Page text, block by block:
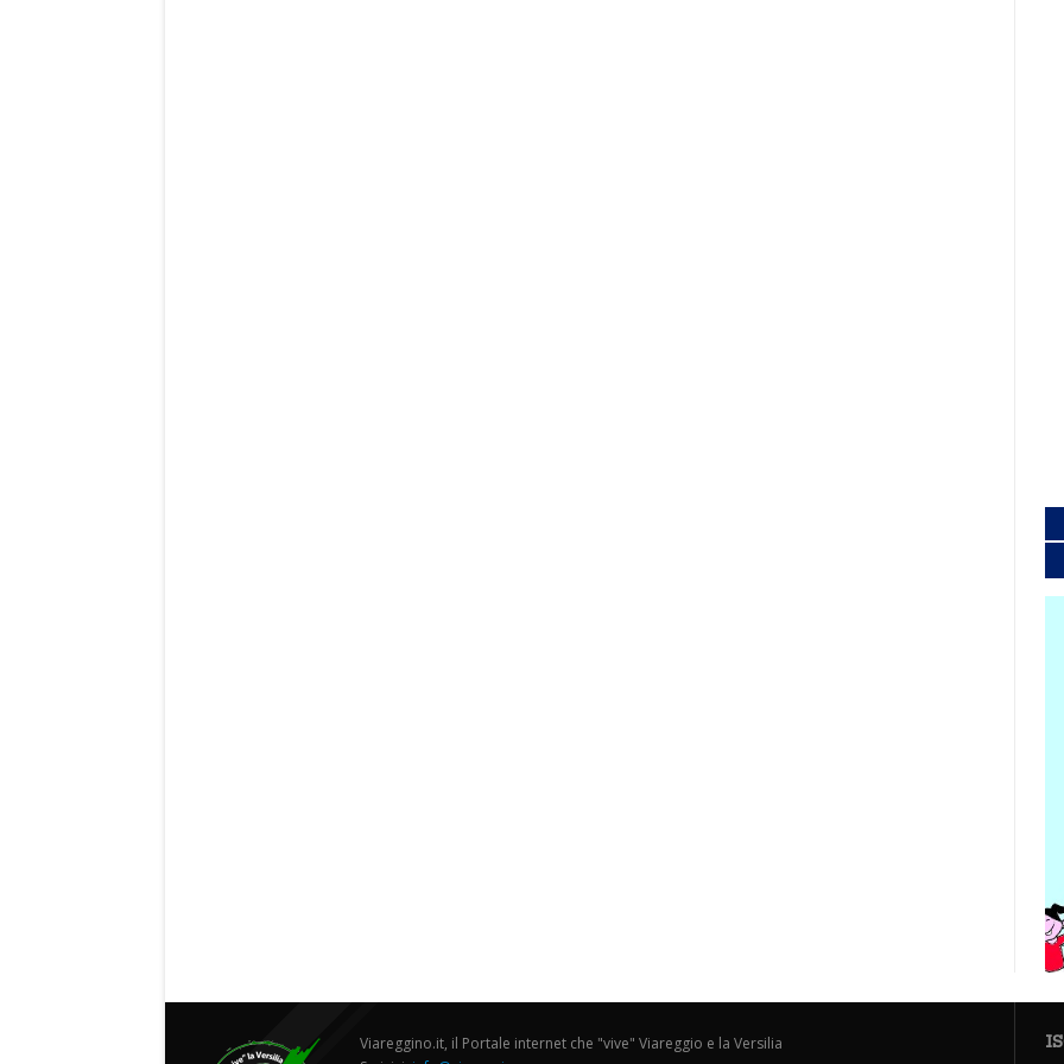
Viareggino.it, il Portale internet che "vive" Viareggio e la Versilia